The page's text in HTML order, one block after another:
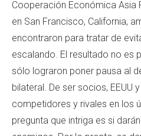
Cooperación Económica Asia
en San Francisco, California,
encontraron para tratar de
escalando. El resultado no es
sólo lograron poner pausa al
bilateral. De ser socios, EEUU
competidores y rivales en los
pregunta que intriga es si